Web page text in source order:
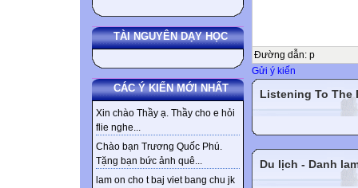
TÀI NGUYÊN DẠY HỌC
CÁC Ý KIẾN MỚI NHẤT
Xin chào Thầy ạ. Thầy cho e hỏi
flie nghe...
Chào bạn Trương Quốc Phú.
Tặng bạn bức ảnh quê...
lam on cho t baj viet bang chu jk
Đường dẫn: p
Gửi ý kiến
Listening To The
Du lịch - Danh